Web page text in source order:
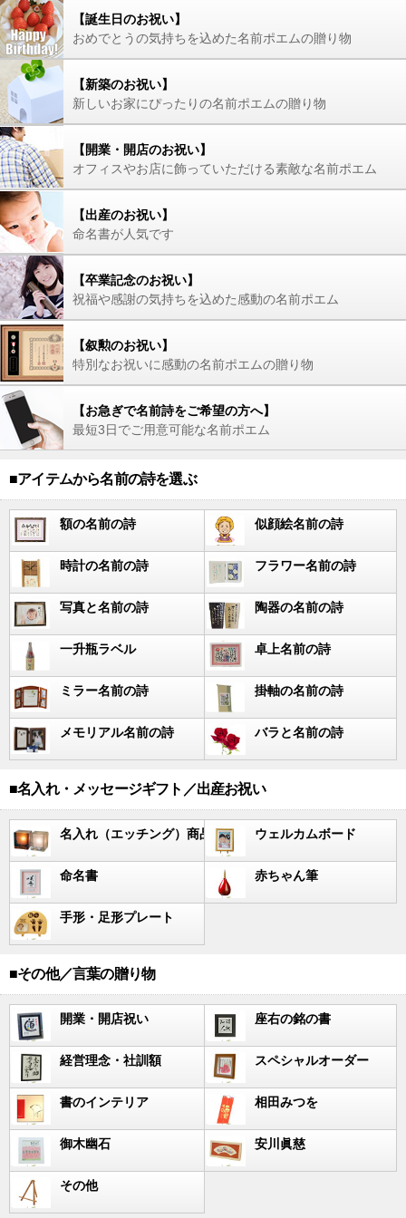
【誕生日のお祝い】
おめでとうの気持ちを込めた名前ポエムの贈り物
【新築のお祝い】
新しいお家にぴったりの名前ポエムの贈り物
【開業・開店のお祝い】
オフィスやお店に飾っていただける素敵な名前ポエム
【出産のお祝い】
命名書が人気です
【卒業記念のお祝い】
祝福や感謝の気持ちを込めた感動の名前ポエム
【叙勲のお祝い】
特別なお祝いに感動の名前ポエムの贈り物
【お急ぎで名前詩をご希望の方へ】
最短3日でご用意可能な名前ポエム
■アイテムから名前の詩を選ぶ
額の名前の詩 似顔絵名前の詩
時計の名前の詩 フラワー名前の詩
写真と名前の詩 陶器の名前の詩
一升瓶ラベル 卓上名前の詩
ミラー名前の詩 掛軸の名前の詩
メモリアル名前の詩 バラと名前の詩
■名入れ・メッセージギフト／出産お祝い
名入れ（エッチング）商品 ウェルカムボード
命名書 赤ちゃん筆
手形・足形プレート
■その他／言葉の贈り物
開業・開店祝い 座右の銘の書
経営理念・社訓額 スペシャルオーダー
書のインテリア 相田みつを
御木幽石 安川眞慈
その他